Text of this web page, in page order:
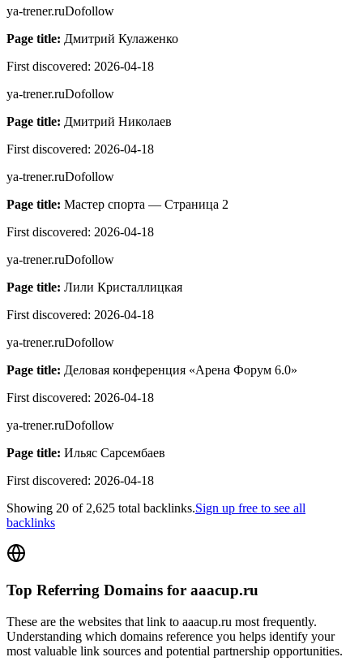
ya-trener.ruDofollow
Page title: Дмитрий Кулаженко
First discovered: 2026-04-18
ya-trener.ruDofollow
Page title: Дмитрий Николаев
First discovered: 2026-04-18
ya-trener.ruDofollow
Page title: Мастер спорта — Страница 2
First discovered: 2026-04-18
ya-trener.ruDofollow
Page title: Лили Кристаллицкая
First discovered: 2026-04-18
ya-trener.ruDofollow
Page title: Деловая конференция «Арена Форум 6.0»
First discovered: 2026-04-18
ya-trener.ruDofollow
Page title: Ильяс Сарсембаев
First discovered: 2026-04-18
Showing 20 of 2,625 total backlinks.Sign up free to see all
backlinks
Top Referring Domains for aaacup.ru
These are the websites that link to aaacup.ru most frequently.
Understanding which domains reference you helps identify your
most valuable link sources and potential partnership opportunities.